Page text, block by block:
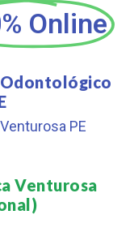
Online
PE
Venturosa